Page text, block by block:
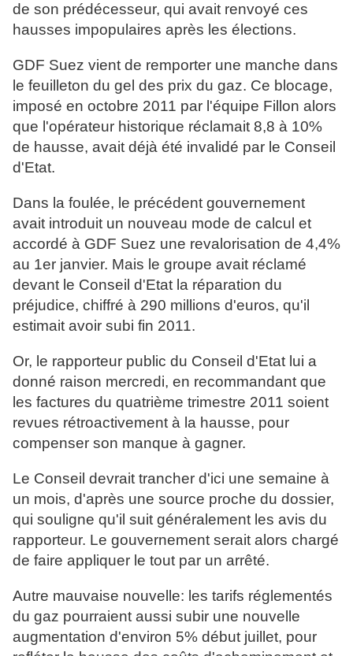
de son prédécesseur, qui avait renvoyé ces
hausses impopulaires après les élections.
GDF Suez vient de remporter une manche dans
le feuilleton du gel des prix du gaz. Ce blocage,
imposé en octobre 2011 par l'équipe Fillon alors
que l'opérateur historique réclamait 8,8 à 10%
de hausse, avait déjà été invalidé par le Conseil
d'Etat.
Dans la foulée, le précédent gouvernement
avait introduit un nouveau mode de calcul et
accordé à GDF Suez une revalorisation de 4,4%
au 1er janvier. Mais le groupe avait réclamé
devant le Conseil d'Etat la réparation du
préjudice, chiffré à 290 millions d'euros, qu'il
estimait avoir subi fin 2011.
Or, le rapporteur public du Conseil d'Etat lui a
donné raison mercredi, en recommandant que
les factures du quatrième trimestre 2011 soient
revues rétroactivement à la hausse, pour
compenser son manque à gagner.
Le Conseil devrait trancher d'ici une semaine à
un mois, d'après une source proche du dossier,
qui souligne qu'il suit généralement les avis du
rapporteur. Le gouvernement serait alors chargé
de faire appliquer le tout par un arrêté.
Autre mauvaise nouvelle: les tarifs réglementés
du gaz pourraient aussi subir une nouvelle
augmentation d'environ 5% début juillet, pour